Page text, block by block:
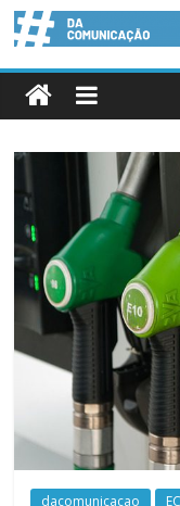
dacomunicacao